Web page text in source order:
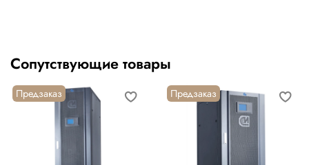
Сопутствующие товары
Предзаказ Предзаказ